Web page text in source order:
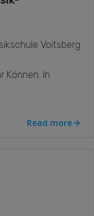
Voitsberg
Können. In
Read more